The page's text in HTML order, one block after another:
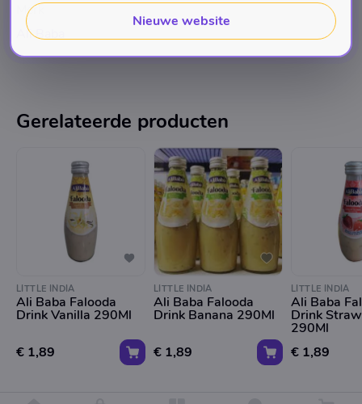
Merk
Ali Baba
Gerelateerde producten
LITTLE INDIA
Ali Baba Falooda
Drink Vanilla 290Ml
€ 1,89
LITTLE INDIA
Ali Baba Falooda
Drink Banana 290Ml
€ 1,89
LITTLE INDIA
Ali Baba
Drink
290Ml
€ 1,89
Nieuwe website